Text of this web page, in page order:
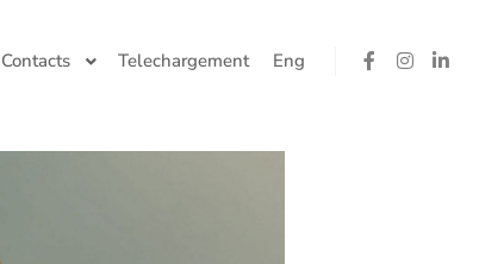
Contacts Telechargement Eng